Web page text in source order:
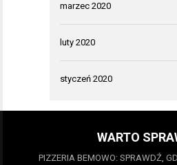
marzec 2020
luty 2020
styczeń 2020
WARTO
PIZZERIA BEMOWO: SPRAWDŹ,